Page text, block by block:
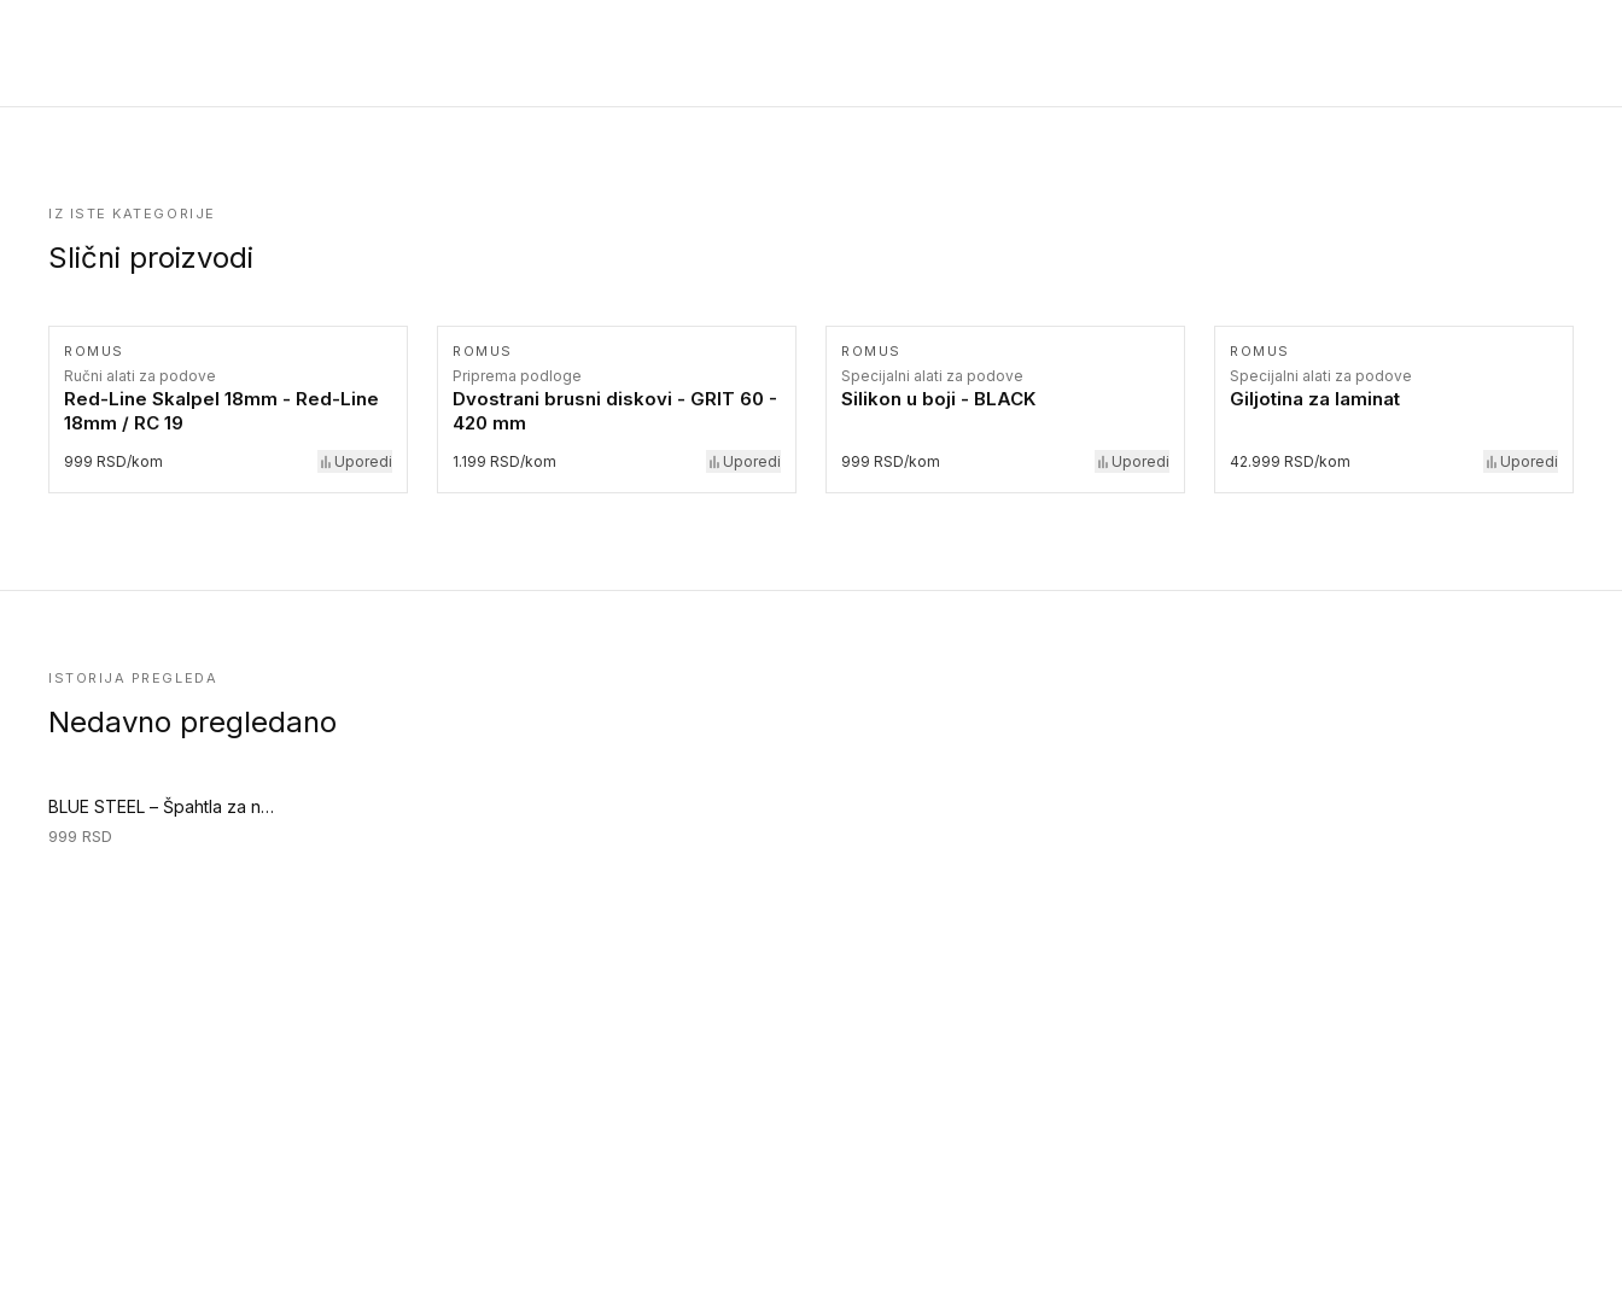
IZ ISTE KATEGORIJE
Slični proizvodi
ROMUS
Ručni alati za podove
Red-Line Skalpel 18mm - Red-Line
18mm / RC 19
999 RSD/kom Uporedi
ROMUS
Priprema podloge
Dvostrani brusni diskovi - GRIT 60 -
420 mm
1.199 RSD/kom Uporedi
ROMUS
Specijalni alati za podove
Silikon u boji - BLACK
999 RSD/kom Uporedi
ROMUS
Specijalni alati za podove
Giljotina za laminat
42.999 RSD/kom Uporedi
ISTORIJA PREGLEDA
Nedavno pregledano
BLUE STEEL – Špahtla za nanošenje lepka - A2 - 180mm (Ručni alati za podove)
999 RSD